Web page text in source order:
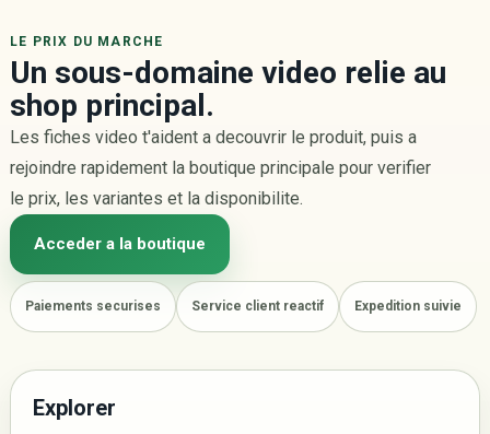
LE PRIX DU MARCHE
Un sous-domaine video relie au
shop principal.
Les fiches video t'aident a decouvrir le produit, puis a
rejoindre rapidement la boutique principale pour verifier
le prix, les variantes et la disponibilite.
Acceder a la boutique
Paiements securises Service client reactif Expedition suivie
Explorer